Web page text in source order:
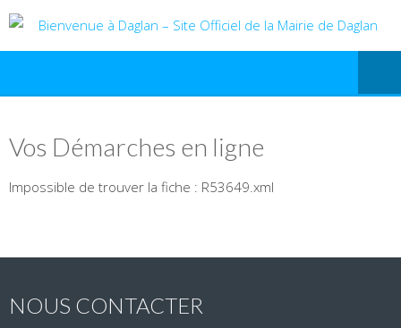
Vos Démarches en ligne
Impossible de trouver la fiche : R53649.xml
NOUS CONTACTER